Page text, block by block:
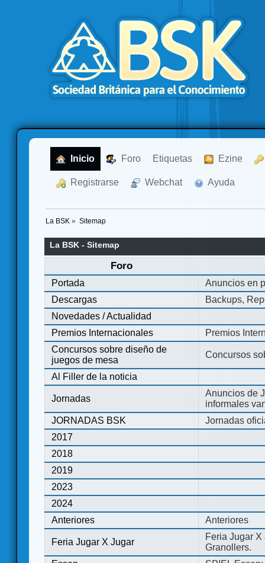
Inicio Foro Etiquetas Ezine
Registrarse Webchat Ayuda
La BSK » Sitemap
La BSK - Sitemap
Foro
Portada
Anuncios en
Descargas
Backups,
Novedades / Actualidad
Premios Internacionales
Premios
Concursos sobre diseño de
juegos de mesa
Concursos
Al Filler de la noticia
Jornadas
Anuncios de
informales
JORNADAS BSK
Jornadas
2017
2018
2019
2023
2024
Anteriores
Anteriores
Feria Jugar X Jugar
Feria Jugar
Granollers.